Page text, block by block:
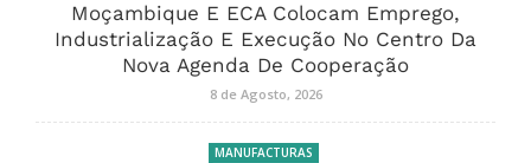
Moçambique E ECA Colocam Emprego,
Industrialização E Execução No Centro Da
Nova Agenda De Cooperação
8 de Agosto, 2026
MANUFACTURAS